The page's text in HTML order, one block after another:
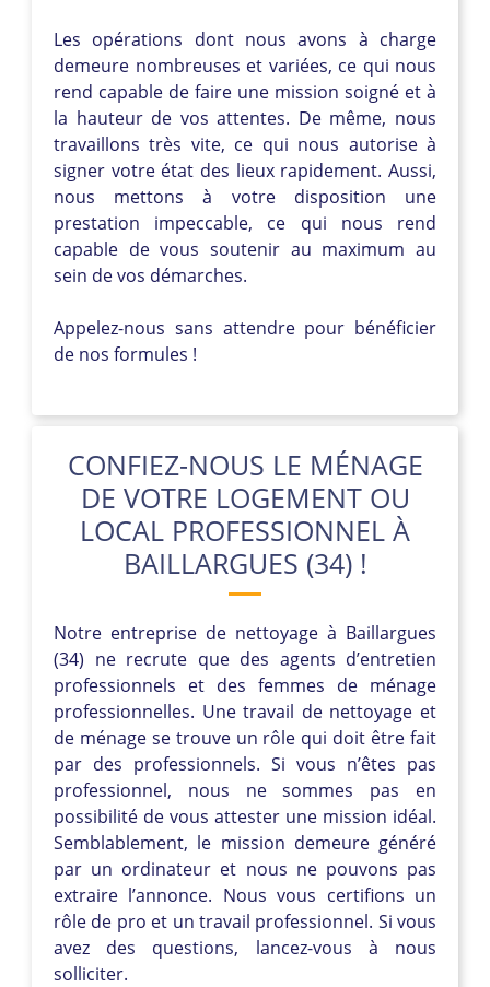
Les opérations dont nous avons à charge
demeure nombreuses et variées, ce qui nous
rend capable de faire une mission soigné et à
la hauteur de vos attentes. De même, nous
travaillons très vite, ce qui nous autorise à
signer votre état des lieux rapidement. Aussi,
nous mettons à votre disposition une
prestation impeccable, ce qui nous rend
capable de vous soutenir au maximum au
sein de vos démarches.
Appelez-nous sans attendre pour bénéficier
de nos formules !
CONFIEZ-NOUS LE MÉNAGE
DE VOTRE LOGEMENT OU
LOCAL PROFESSIONNEL À
BAILLARGUES (34) !
Notre entreprise de nettoyage à Baillargues
(34) ne recrute que des agents d’entretien
professionnels et des femmes de ménage
professionnelles. Une travail de nettoyage et
de ménage se trouve un rôle qui doit être fait
par des professionnels. Si vous n’êtes pas
professionnel, nous ne sommes pas en
possibilité de vous attester une mission idéal.
Semblablement, le mission demeure généré
par un ordinateur et nous ne pouvons pas
extraire l’annonce. Nous vous certifions un
rôle de pro et un travail professionnel. Si vous
avez des questions, lancez-vous à nous
solliciter.